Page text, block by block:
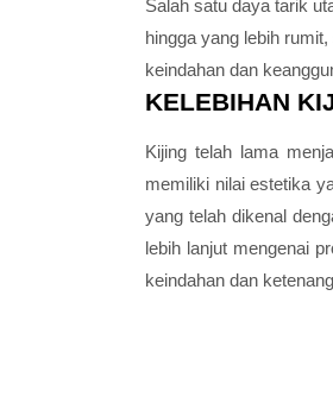
Salah satu daya tarik
hingga yang lebih
keindahan dan
KELEBIHAN
Kijing telah lama
memiliki nilai estetika
yang telah dikenal
lebih lanjut mengenai
keindahan dan